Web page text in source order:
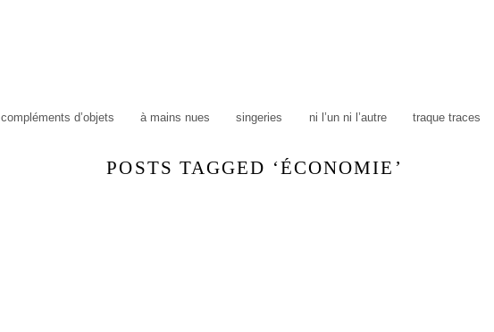
compléments d’objets à mains nues singeries ni l’un ni l’autre traque traces
POSTS TAGGED ‘ÉCONOMIE’